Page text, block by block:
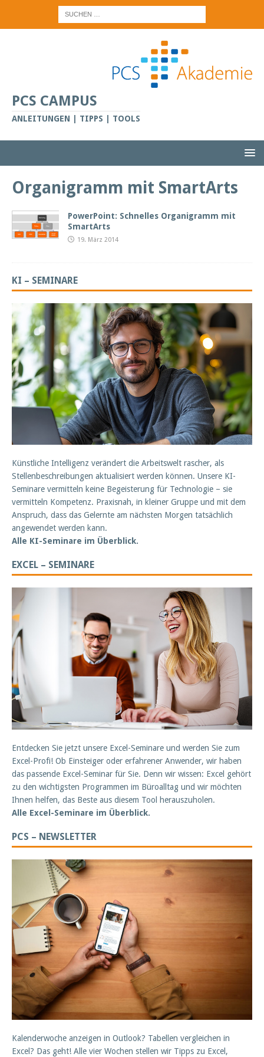
PCS CAMPUS
ANLEITUNGEN | TIPPS | TOOLS
Organigramm mit SmartArts
PowerPoint: Schnelles Organigramm mit
SmartArts
19. März 2014
KI – SEMINARE
Künstliche Intelligenz verändert die Arbeitswelt rascher, als
Stellenbeschreibungen aktualisiert werden können. Unsere KI-
Seminare vermitteln keine Begeisterung für Technologie – sie
vermitteln Kompetenz. Praxisnah, in kleiner Gruppe und mit dem
Anspruch, dass das Gelernte am nächsten Morgen tatsächlich
angewendet werden kann.
Alle KI-Seminare im Überblick.
EXCEL – SEMINARE
Entdecken Sie jetzt unsere Excel-Seminare und werden Sie zum
Excel-Profi! Ob Einsteiger oder erfahrener Anwender, wir haben
das passende Excel-Seminar für Sie. Denn wir wissen: Excel gehört
zu den wichtigsten Programmen im Büroalltag und wir möchten
Ihnen helfen, das Beste aus diesem Tool herauszuholen.
Alle Excel-Seminare im Überblick.
PCS – NEWSLETTER
Kalenderwoche anzeigen in Outlook? Tabellen vergleichen in
Excel? Das geht! Alle vier Wochen stellen wir Tipps zu Excel,